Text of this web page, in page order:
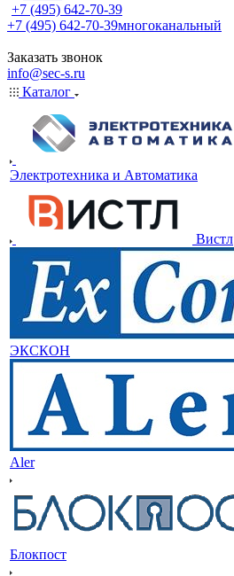
+7 (495) 642-70-39
+7 (495) 642-70-39многоканальный
Заказать звонок
info@sec-s.ru
Каталог
Электротехника и Автоматика
Вистл
ЭКСКОН
Aler
Блокпост